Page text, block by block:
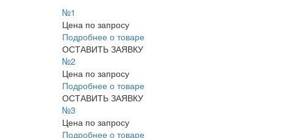
№1
Цена по запросу
Подробнее о товаре
ОСТАВИТЬ ЗАЯВКУ
№2
Цена по запросу
Подробнее о товаре
ОСТАВИТЬ ЗАЯВКУ
№3
Цена по запросу
Подробнее о товаре